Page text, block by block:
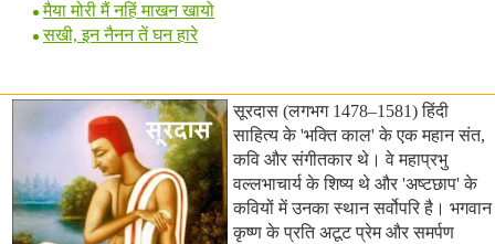
मैया मोरी मैं नहिं माखन खायो
सखी, इन नैनन तें घन हारे
सूरदास (लगभग 1478–1581) हिंदी
साहित्य के 'भक्ति काल' के एक महान संत,
कवि और संगीतकार थे। वे महाप्रभु
वल्लभाचार्य के शिष्य थे और 'अष्टछाप' के
कवियों में उनका स्थान सर्वोपरि है। भगवान
कृष्ण के प्रति अटूट प्रेम और समर्पण